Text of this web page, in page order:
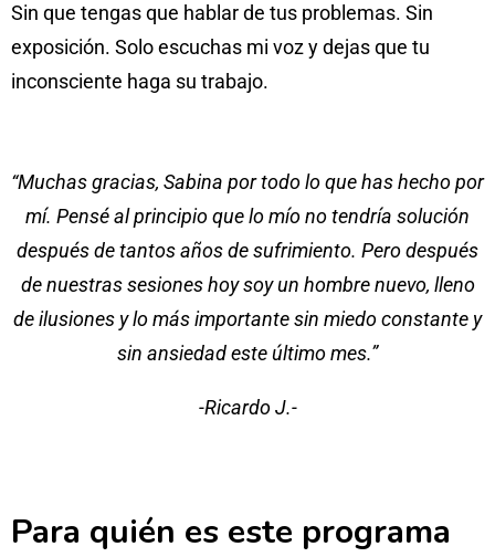
Sin que tengas que hablar de tus problemas. Sin
exposición. Solo escuchas mi voz y dejas que tu
inconsciente haga su trabajo.
“Muchas gracias, Sabina por todo lo que has hecho por
mí. Pensé al principio que lo mío no tendría solución
después de tantos años de sufrimiento. Pero después
de nuestras sesiones hoy soy un hombre nuevo, lleno
de ilusiones y lo más importante sin miedo constante y
sin ansiedad este último mes.”
-Ricardo J.-
Para quién es este programa